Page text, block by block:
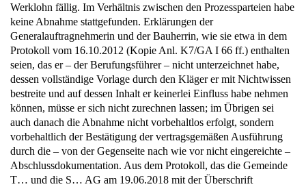
Werklohn fällig. Im Verhältnis zwischen den Prozessparteien habe
keine Abnahme stattgefunden. Erklärungen der
Generalauftragnehmerin und der Bauherrin, wie sie etwa in dem
Protokoll vom 16.10.2012 (Kopie Anl. K7/GA I 66 ff.) enthalten
seien, das er – der Berufungsführer – nicht unterzeichnet habe,
dessen vollständige Vorlage durch den Kläger er mit Nichtwissen
bestreite und auf dessen Inhalt er keinerlei Einfluss habe nehmen
können, müsse er sich nicht zurechnen lassen; im Übrigen sei
auch danach die Abnahme nicht vorbehaltlos erfolgt, sondern
vorbehaltlich der Bestätigung der vertragsgemäßen Ausführung
durch die – von der Gegenseite nach wie vor nicht eingereichte –
Abschlussdokumentation. Aus dem Protokoll, das die Gemeinde
T… und die S… AG am 19.06.2018 mit der Überschrift